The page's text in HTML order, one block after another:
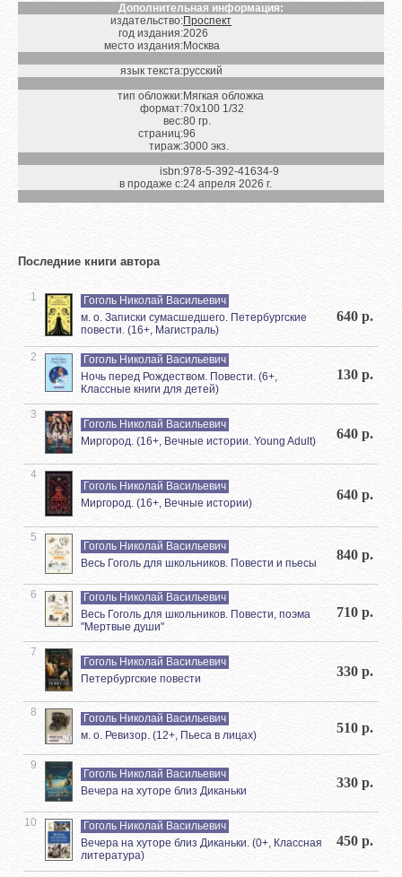
Дополнительная информация:
издательство:Проспект
год издания:2026
место издания:Москва
язык текста:русский
тип обложки:Мягкая обложка
формат:70х100 1/32
вес:80 гр.
страниц:96
тираж:3000 экз.
isbn:978-5-392-41634-9
в продаже с:24 апреля 2026 г.
Последние книги автора
1
Гоголь Николай Васильевич
м. о. Записки сумасшедшего. Петербургские
повести. (16+, Магистраль)
640 р.
2
Гоголь Николай Васильевич
Ночь перед Рождеством. Повести. (6+,
Классные книги для детей)
130 р.
3
Гоголь Николай Васильевич
Миргород. (16+, Вечные истории. Young Adult)
640 р.
4
Гоголь Николай Васильевич
Миргород. (16+, Вечные истории)
640 р.
5
Гоголь Николай Васильевич
Весь Гоголь для школьников. Повести и пьесы
840 р.
6
Гоголь Николай Васильевич
Весь Гоголь для школьников. Повести, поэма
"Мертвые души"
710 р.
7
Гоголь Николай Васильевич
Петербургские повести
330 р.
8
Гоголь Николай Васильевич
м. о. Ревизор. (12+, Пьеса в лицах)
510 р.
9
Гоголь Николай Васильевич
Вечера на хуторе близ Диканьки
330 р.
10
Гоголь Николай Васильевич
Вечера на хуторе близ Диканьки. (0+, Классная
литература)
450 р.